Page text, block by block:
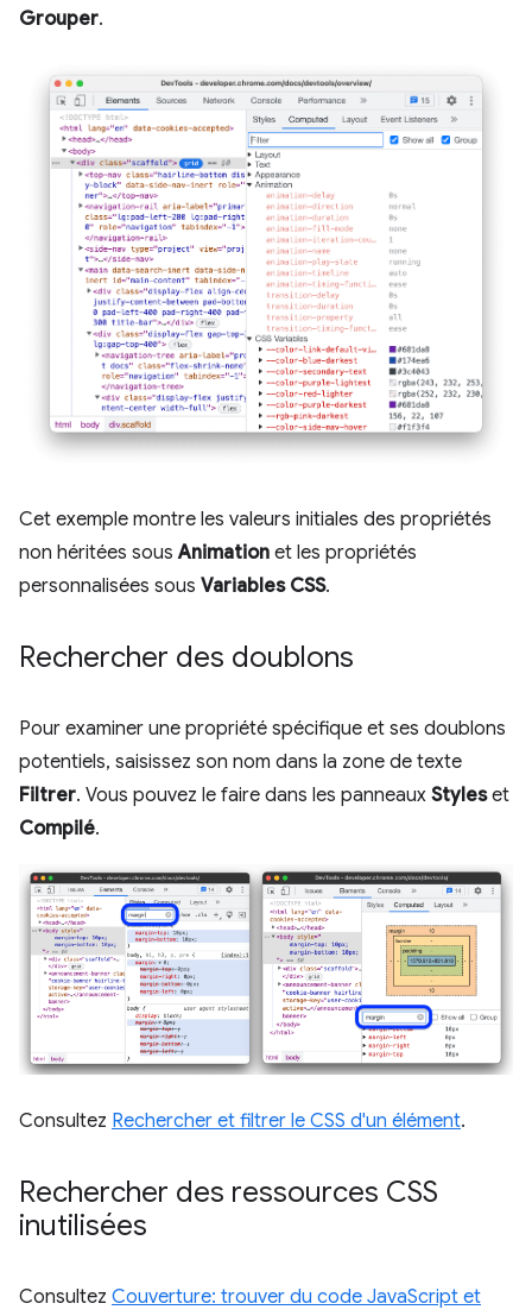
Grouper.
Cet exemple montre les valeurs initiales des propriétés
non héritées sousAnimation et les propriétés
personnalisées sous Variables CSS.
Rechercher des doublons
Pour examiner une propriété spécifique et ses doublons
potentiels, saisissez son nom dans la zone de texte
Filtrer. Vous pouvez le faire dans les panneaux Styleset
Compilé.
Consultez Rechercher et filtrer le CSS d'un élément.
Rechercher des ressources CSS
inutilisées
Consultez Couverture: trouver du code JavaScript et